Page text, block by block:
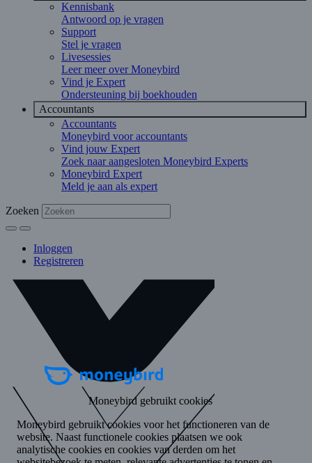
Kennisbank
Antwoord op je vragen
Support
Stel je vragen
Livesessies
Leer meer over Moneybird
Vind je Expert
Ondersteuning bij boekhouden
Accountants
Accountants
Moneybird voor accountants
Vind jouw Expert
Zoek naar aangesloten Moneybird Experts
Moneybird Expert
Meld je aan als expert
Zoeken
Inloggen
Registreren